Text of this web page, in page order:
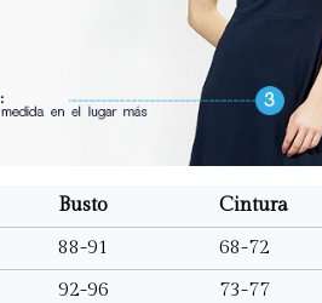
Busto Cintura
88-91 68-72
92-96 73-77